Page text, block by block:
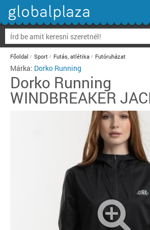
Főoldal Sport Futás, atlétika Futóruházat
Márka: Dorko Running
Dorko Running
WINDBREAKER